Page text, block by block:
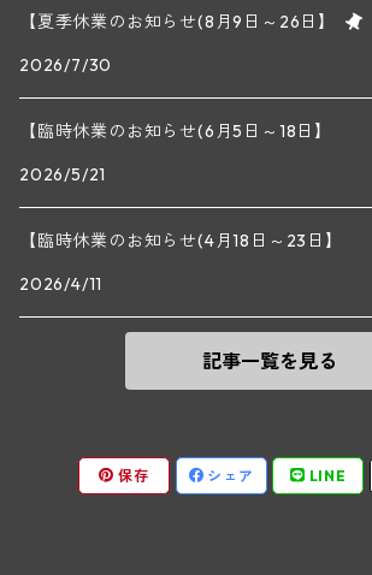
アンリ・グージュ(ニュイ・サン・ジョルジュ)
ルー・デュモン(ジュヴレ・シャンベルタン)
アンリ・ルブルソー(ジュヴレ・シャンベルタン)
バンジャマン・ルルー(ボーヌ)
ルフレーヴ(ピュリニー・モンラッシェ)
ドミニク・ラフォン(ムルソー)
ガニャール・ドラグランジュ(シャサーニュ・モン
マラート
シュタット・クレムス
ヒルシュ
シュロス・ゴベルスブルグ
ビルギット・アイヒンガー
ユルチッチ・ゾンホーフ
ヴァーグラム
二グル
レート
ミッテルブルゲンランド
ヴェーニンガー
ヴィーニンガー
ズュート・シュタイヤーマルク
【夏季休業のお知らせ(8月9日～26日】
2026/7/30
【臨時休業のお知らせ(6月5日～18日】
2026/5/21
【臨時休業のお知らせ(4月18日～23日】
2026/4/11
記事一覧を見る
保存 シェア LINE